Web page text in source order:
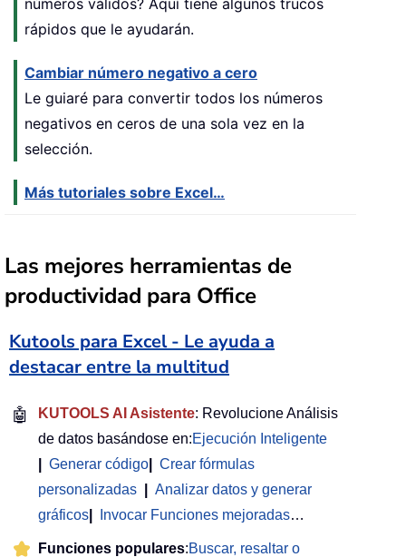
rápidos que le ayudarán.
Cambiar número negativo a cero
Le guiaré para convertir todos los números
negativos en ceros de una sola vez en la
selección.
Más tutoriales sobre Excel…
Las mejores herramientas de
productividad para Office
Kutools para Excel - Le ayuda a
destacar entre la multitud
🤖 KUTOOLS AI Asistente: Revolucione Análisis
de datos basándose en:Ejecución Inteligente
Generar código
Crear fórmulas
personalizadas
Analizar datos y generar
gráficos
Invocar Funciones mejoradas…
Funciones populares:Buscar, resaltar o